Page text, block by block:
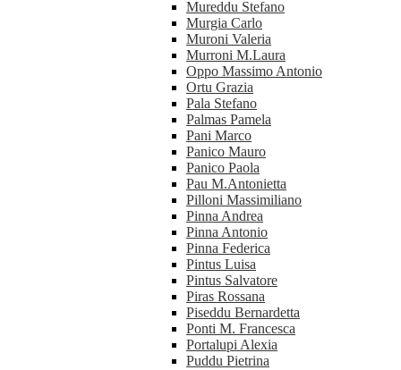
Mureddu Stefano
Murgia Carlo
Muroni Valeria
Murroni M.Laura
Oppo Massimo Antonio
Ortu Grazia
Pala Stefano
Palmas Pamela
Pani Marco
Panico Mauro
Panico Paola
Pau M.Antonietta
Pilloni Massimiliano
Pinna Andrea
Pinna Antonio
Pinna Federica
Pintus Luisa
Pintus Salvatore
Piras Rossana
Piseddu Bernardetta
Ponti M. Francesca
Portalupi Alexia
Puddu Pietrina